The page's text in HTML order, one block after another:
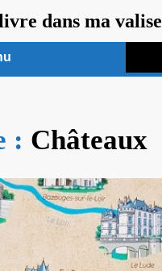
dans ma valise
menu
: Châteaux